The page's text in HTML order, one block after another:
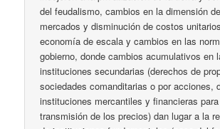
del feudalismo, cambios en la dimensión
mercados y disminución de costos
economía de escala y cambios en las
gobierno, donde cambios acumulativos en
instituciones secundarias (derechos de
sociedades comanditarias o por acciones,
instituciones mercantiles y financieras
transmisión de los precios) dan lugar a la